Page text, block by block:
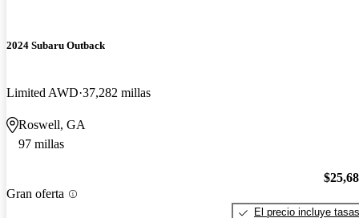
2024 Subaru Outback
Limited AWD 37,282 millas
Roswell, GA
97 millas
Gran oferta
El precio incluye tasas